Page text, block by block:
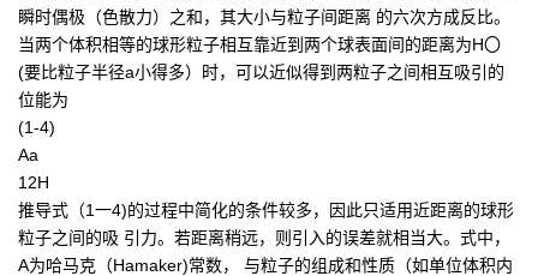
瞬时偶极（色散力）之和，其大小与粒子间距离 的六次方成反比。
当两个体积相等的球形粒子相互靠近到两个球表面间的距离为H〇
(要比粒子半径a小得多）时，可以近似得到两粒子之间相互吸引的
位能为
(1-4)
Aa
12H
推导式（1一4)的过程中简化的条件较多，因此只适用近距离的球形
粒子之间的吸 引力。若距离稍远，则引入的误差就相当大。式中，
A为哈马克（Hamaker)常数， 与粒子的组成和性质（如单位体积内